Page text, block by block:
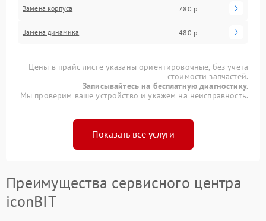
Замена корпуса 780 р
Замена динамика 480 р
Цены в прайс-листе указаны ориентировочные, без учета
стоимости запчастей.
Записывайтесь на бесплатную диагностику.
Мы проверим ваше устройство и укажем на неисправность.
Показать все услуги
Преимущества сервисного центра
iconBIT